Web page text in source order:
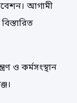
আগামী
ও কর্মসংস্থান